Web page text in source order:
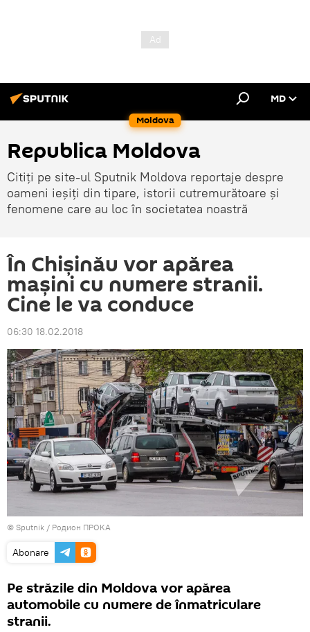
Moldova
MD
Republica Moldova
Citiți pe site-ul Sputnik Moldova reportaje despre
oameni ieșiți din tipare, istorii cutremurătoare și
fenomene care au loc în societatea noastră
În Chișinău vor apărea
mașini cu numere stranii.
Cine le va conduce
06:30 18.02.2018
© Sputnik / Родион ПРОКА
Abonare
Pe străzile din Moldova vor apărea
automobile cu numere de înmatriculare
stranii.